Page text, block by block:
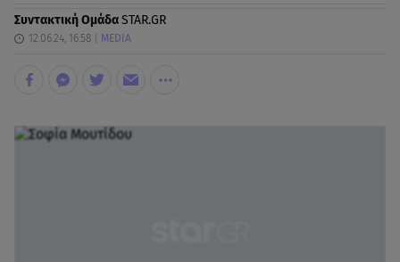
Συντακτική ΟμάδαSTAR.GR
12.06.24, 16:58 MEDIA